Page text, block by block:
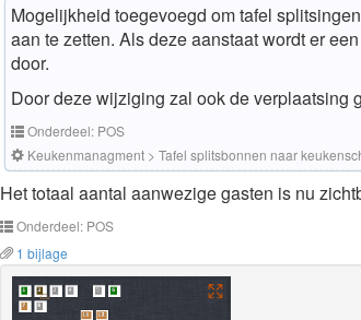
Mogelijkheid toegevoegd om tafel
aan te zetten. Als deze aanstaat wordt er
door.
Door deze wijziging zal ook de verplaatsing
Onderdeel: POS
Keukenmanagment > Tafel splitsbonnen naar
Het totaal aantal aanwezige gasten is nu
Onderdeel: POS
1 bijlage